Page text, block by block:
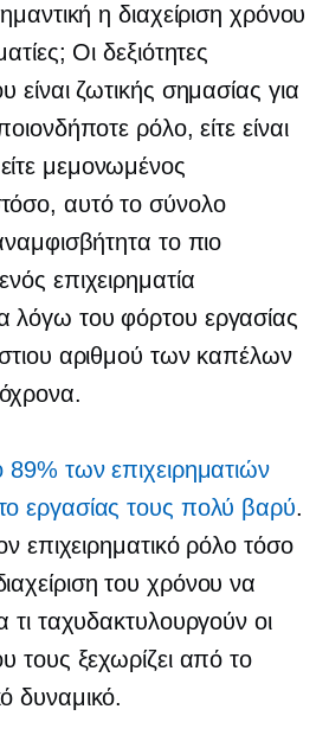
η διαχείριση χρόνου
Οι δεξιότητες
είναι ζωτικής σημασίας για
ρόλο, είτε είναι
μεμονωμένος
αυτό το σύνολο
το πιο
επιχειρηματία
λόγω του φόρτου εργασίας
αριθμού των καπέλων
89% των επιχειρηματιών
εργασίας τους πολύ βαρύ.
επιχειρηματικό ρόλο τόσο
του χρόνου να
τι ταχυδακτυλουργούν οι
τους ξεχωρίζει από το
δυναμικό.